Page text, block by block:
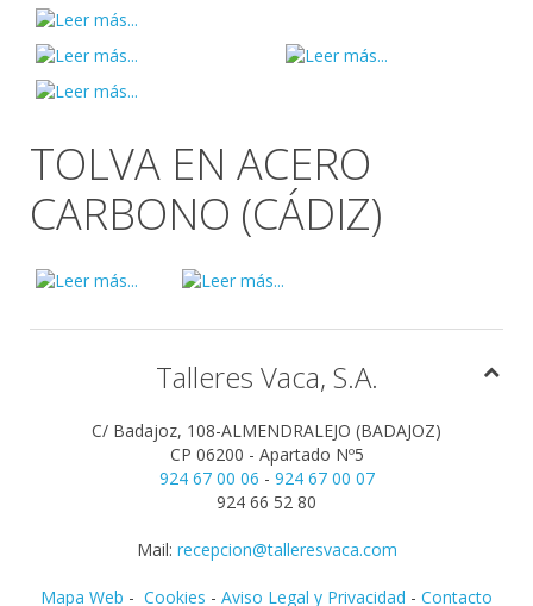
TOLVA EN ACERO
CARBONO (CÁDIZ)
Talleres Vaca, S.A.
C/ Badajoz, 108-ALMENDRALEJO (BADAJOZ)
CP 06200 - Apartado Nº5
924 67 00 06 - 924 67 00 07
924 66 52 80
Mail: recepcion@talleresvaca.com
Mapa Web - Cookies - Aviso Legal y Privacidad - Contacto